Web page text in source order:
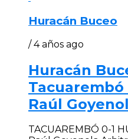
Huracán Buceo
/ 4 años ago
Huracán
Raúl
TACUAREMBÓ 0-1